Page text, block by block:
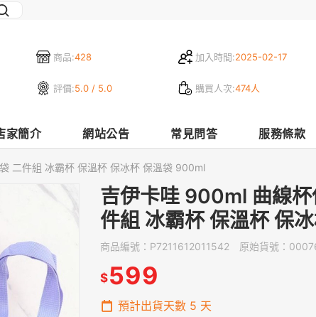
商品:428 加入時間:2025-02-17
評價:5.0 / 5.0 購買人次:474人
家簡介 網站公告 常見問答 服務條款
二件組 冰霸杯 保溫杯 保冰杯 保溫袋 900ml
吉伊卡哇 900ml 曲線
件組 冰霸杯 保溫杯 保
商品編號： P7211612011542 原始貨號：
$599
預計出貨天數 5 天